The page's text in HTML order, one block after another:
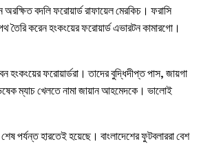
বদলি ফরোয়ার্ড রাফায়েল মেরকিচ। ফরাসি
তৈরি করেন হংকংয়ের ফরোয়ার্ড এভারটন কামারগো।
ফরোয়ার্ডরা। তাদের বুদ্ধিদীপ্ত পাস, জায়গা
ম্যাচ খেলতে নামা জায়ান আহমেদকে। ভালোই
হারতেই হয়েছে। বাংলাদেশের ফুটবলাররা বেশ